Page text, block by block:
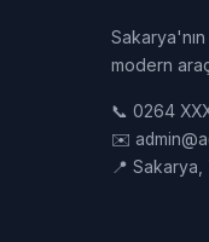
modern
📞 0264
✉️
📍